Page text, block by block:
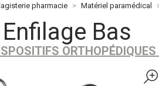
pharmacie Matériel paramédical
Bas